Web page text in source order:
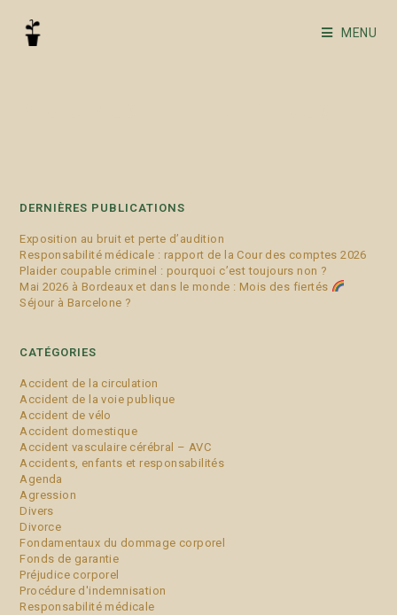
MENU
DERNIÈRES PUBLICATIONS
Exposition au bruit et perte d’audition
Responsabilité médicale : rapport de la Cour des comptes 2026
Plaider coupable criminel : pourquoi c’est toujours non ?
Mai 2026 à Bordeaux et dans le monde : Mois des fiertés
Séjour à Barcelone ?
CATÉGORIES
Accident de la circulation
Accident de la voie publique
Accident de vélo
Accident domestique
Accident vasculaire cérébral – AVC
Accidents, enfants et responsabilités
Agenda
Agression
Divers
Divorce
Fondamentaux du dommage corporel
Fonds de garantie
Préjudice corporel
Procédure d'indemnisation
Responsabilité médicale